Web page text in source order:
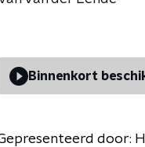
Binnenkort
door: